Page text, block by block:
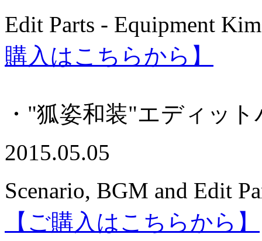
Edit Parts - Equipment
購入はこちらから】
・"狐姿和装"エディッ
2015.05.05
Scenario, BGM and Edit
【ご購入はこちらから】